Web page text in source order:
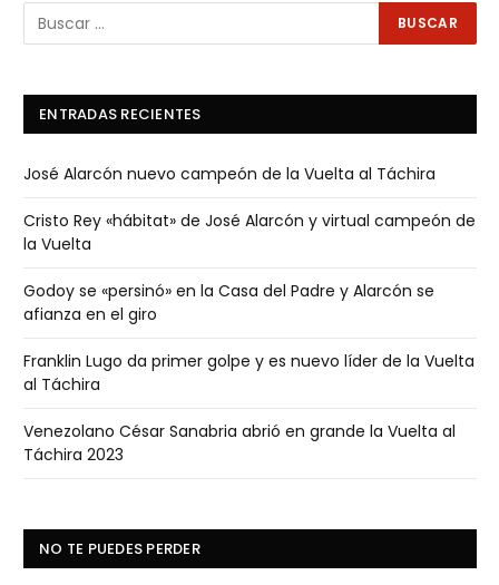
ENTRADAS RECIENTES
José Alarcón nuevo campeón de la Vuelta al Táchira
Cristo Rey «hábitat» de José Alarcón y virtual campeón de
la Vuelta
Godoy se «persinó» en la Casa del Padre y Alarcón se
afianza en el giro
Franklin Lugo da primer golpe y es nuevo líder de la Vuelta
al Táchira
Venezolano César Sanabria abrió en grande la Vuelta al
Táchira 2023
NO TE PUEDES PERDER